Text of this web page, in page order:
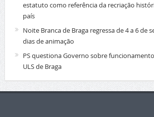
estatuto como referência da recriação
país
Noite Branca de Braga regressa de 4 a 6 de
dias de animação
PS questiona Governo sobre
ULS de Braga